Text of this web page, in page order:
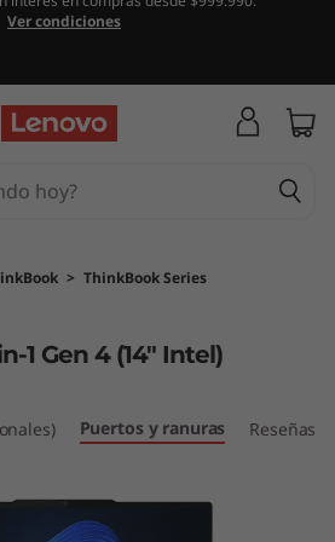
Ver condiciones
> ThinkBook Series
1 Gen 4 (14" Intel)
Puertos y ranuras Reseñas